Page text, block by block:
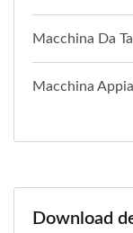
Macchina Da
Macchina
Download